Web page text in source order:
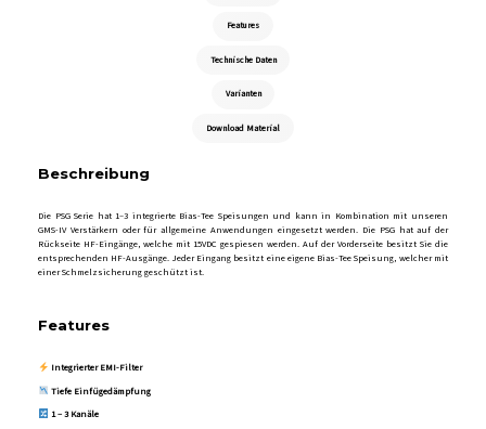
Features
Technische Daten
Varianten
Download Material
Beschreibung
Die PSG Serie hat 1–3 integrierte Bias-Tee Speisungen und kann in Kombination mit unseren
GMS-IV Verstärkern oder für allgemeine Anwendungen eingesetzt werden. Die PSG hat auf der
Rückseite HF-Eingänge, welche mit 15VDC gespiesen werden. Auf der Vorderseite besitzt Sie die
entsprechenden HF-Ausgänge. Jeder Eingang besitzt eine eigene Bias-Tee Speisung, welcher mit
einer Schmelzsicherung geschützt ist.
Features
Integrierter EMI-Filter
Tiefe Einfügedämpfung
1 – 3 Kanäle